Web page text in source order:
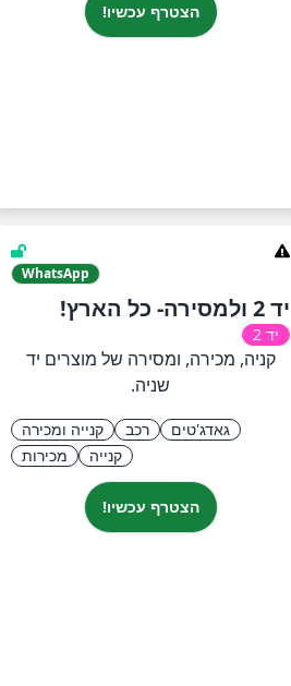
הצטרף עכשיו!
https://
WhatsApp
יד 2 ולמסירה- כל הארץ!
יד 2
קניה, מכירה, ומסירה של מוצרים יד
שניה.
גאדג'טים רכב
קנייה ומכירה
קנייה
מכירות
הצטרף עכשיו!